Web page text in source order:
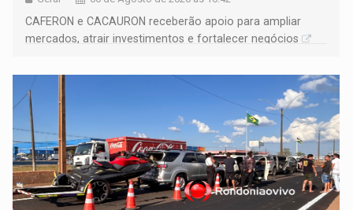
CAFERON e CACAURON receberão apoio para ampliar
mercados, atrair investimentos e fortalecer negócios